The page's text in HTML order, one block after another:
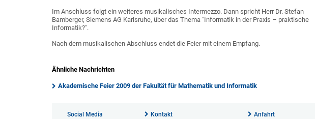
Im Anschluss folgt ein weiteres musikalisches Intermezzo. Dann spricht Herr Dr. Stefan
Bamberger, Siemens AG Karlsruhe, über das Thema "Informatik in der Praxis – praktische
Informatik?".
Nach dem musikalischen Abschluss endet die Feier mit einem Empfang.
Ähnliche Nachrichten
Akademische Feier 2009 der Fakultät für Mathematik und Informatik
Social Media Kontakt Anfahrt